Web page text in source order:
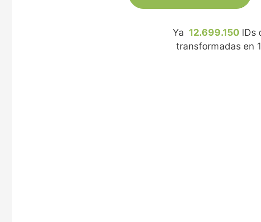
Ya 12.699.150 IDs
transformadas en